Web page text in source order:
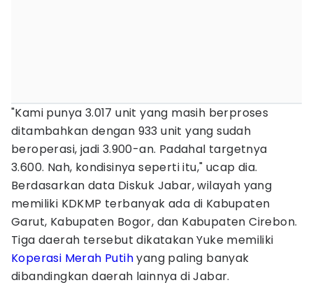
"Kami punya 3.017 unit yang masih berproses
ditambahkan dengan 933 unit yang sudah
beroperasi, jadi 3.900-an. Padahal targetnya
3.600. Nah, kondisinya seperti itu," ucap dia.
Berdasarkan data Diskuk Jabar, wilayah yang
memiliki KDKMP terbanyak ada di Kabupaten
Garut, Kabupaten Bogor, dan Kabupaten Cirebon.
Tiga daerah tersebut dikatakan Yuke memiliki
Koperasi Merah Putihyang paling banyak
dibandingkan daerah lainnya di Jabar.